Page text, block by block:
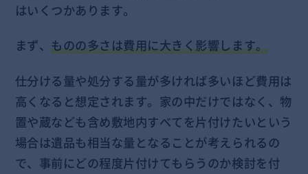
はいくつかあります。
まず、ものの多さは費用に大きく影響します。
仕分ける量や処分する量が多ければ多いほど費用は
高くなると想定されます。家の中だけではなく、物
置や蔵なども含め敷地内すべてを片付けたいという
場合は遺品も相当な量となることが考えられるの
で、事前にどの程度片付けてもらうのか検討を付